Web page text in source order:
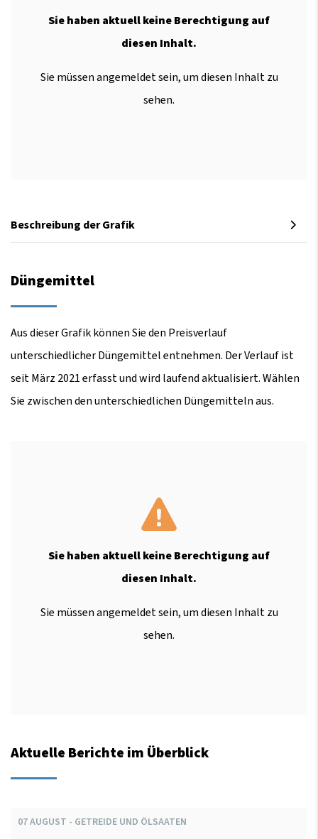
Sie haben aktuell keine Berechtigung auf
diesen Inhalt.
Sie müssen angemeldet sein, um diesen Inhalt zu
sehen.
Beschreibung der Grafik
Düngemittel
Aus dieser Grafik können Sie den Preisverlauf
unterschiedlicher Düngemittel entnehmen. Der Verlauf ist
seit März 2021 erfasst und wird laufend aktualisiert. Wählen
Sie zwischen den unterschiedlichen Düngemitteln aus.
Sie haben aktuell keine Berechtigung auf
diesen Inhalt.
Sie müssen angemeldet sein, um diesen Inhalt zu
sehen.
Aktuelle Berichte im Überblick
07AUGUST - GETREIDE UND ÖLSAATEN